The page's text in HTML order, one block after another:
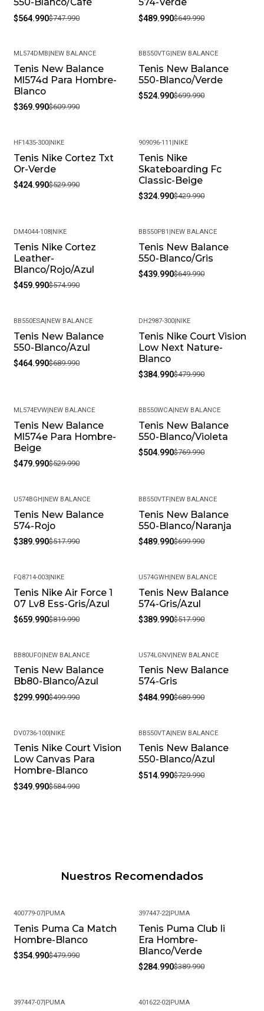
$564.990$747.990 $489.990$649.990
-39%
ML574DMB NEW BALANCE
Tenis New Balance
Ml574d Para Hombre-
Blanco
$369.990$609.990
-25%
BB550VTG NEW BALANCE
Tenis New Balance
550-Blanco/Verde
$524.990$699.990
-20%
HF1435-300| NIKE
Tenis Nike Cortez Txt
Or-Verde
$424.990$529.990
-24%
909096-111 NIKE
Tenis Nike
Skateboarding Fc
Classic-Beige
$324.990$429.990
-20%
DM4044-108| NIKE
Tenis Nike Cortez
Leather-
Blanco/Rojo/Azul
$459.990$574.990
-32%
BB550PB1 NEW BALANCE
Tenis New Balance
550-Blanco/Gris
$439.990$649.990
-33%
BB550ESA| NEW BALANCE
Tenis New Balance
550-Blanco/Azul
$464.990$689.990
-20%
DH2987-300 NIKE
Tenis Nike Court Vision
Low Next Nature-
Blanco
$384.990$479.990
-9%
ML574EVW| NEW BALANCE
Tenis New Balance
Ml574e Para Hombre-
Beige
$479.990$529.990
-34%
BB550WCA NEW BALANCE
Tenis New Balance
550-Blanco/Violeta
$504.990$769.990
-25%
U574BGH|NEW BALANCE
Tenis New Balance
574-Rojo
$389.990$517.990
-30%
BB550VTF|NEW BALANCE
Tenis New Balance
550-Blanco/Naranja
$489.990$699.990
-20%
FQ8714-003|NIKE
Tenis Nike Air Force 1
07 Lv8 Ess-Gris/Azul
$659.990$819.990
-25%
U574GWH|NEW BALANCE
Tenis New Balance
574-Gris/Azul
$389.990$517.990
-40%
BB80UFO|NEW BALANCE
Tenis New Balance
Bb80-Blanco/Azul
$299.990$499.990
-30%
U574LGNV|NEW BALANCE
Tenis New Balance
574-Gris
$484.990$689.990
-40%
DV0736-100|NIKE
Tenis Nike Court Vision
Low Canvas Para
Hombre-Blanco
$349.990$584.990
-29%
BB550VTA|NEW BALANCE
Tenis New Balance
550-Blanco/Azul
$514.990$729.990
Nuestros Recomendados
-26%
400779-07|PUMA
Tenis Puma Ca Match
Hombre-Blanco
$354.990$479.990
-27%
397447-22|PUMA
Tenis Puma Club Ii
Era Hombre-
Blanco/Verde
$284.990$389.990
397447-07|PUMA 401622-02|PUMA